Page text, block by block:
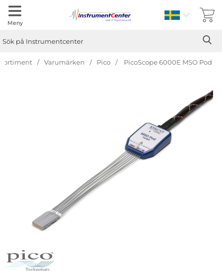
Meny Sverige
Sortiment Varumärken Pico PicoScope 6000E MSO Pod